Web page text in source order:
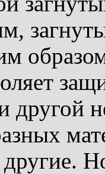
другой
другие.